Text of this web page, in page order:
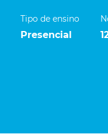
Tipo de ensino
Presencial